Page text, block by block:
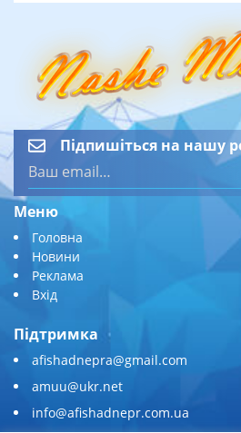
Підпишіться на нашу
Меню
Головна
Новини
Реклама
Вхід
Підтримка
afishadnepra@gmail.com
amuu@ukr.net
info@afishadnepr.com.ua